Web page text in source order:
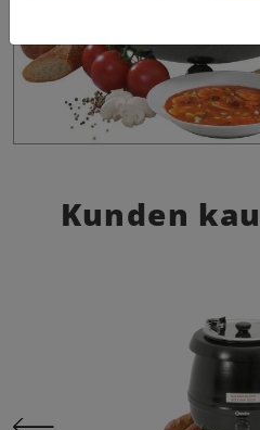
Kunden